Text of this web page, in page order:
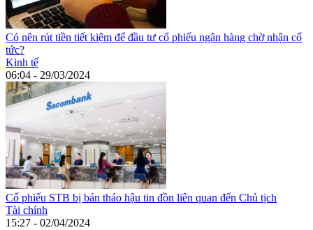
Có nên rút tiền tiết kiệm để đầu tư cổ phiếu ngân hàng chờ nhận cổ
tức?
Kinh tế
06:04 - 29/03/2024
Cố phiếu STB bị bán tháo hậu tin đồn liên quan đến Chủ tịch
Tài chính
15:27 - 02/04/2024